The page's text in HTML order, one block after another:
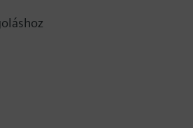
szállítva.